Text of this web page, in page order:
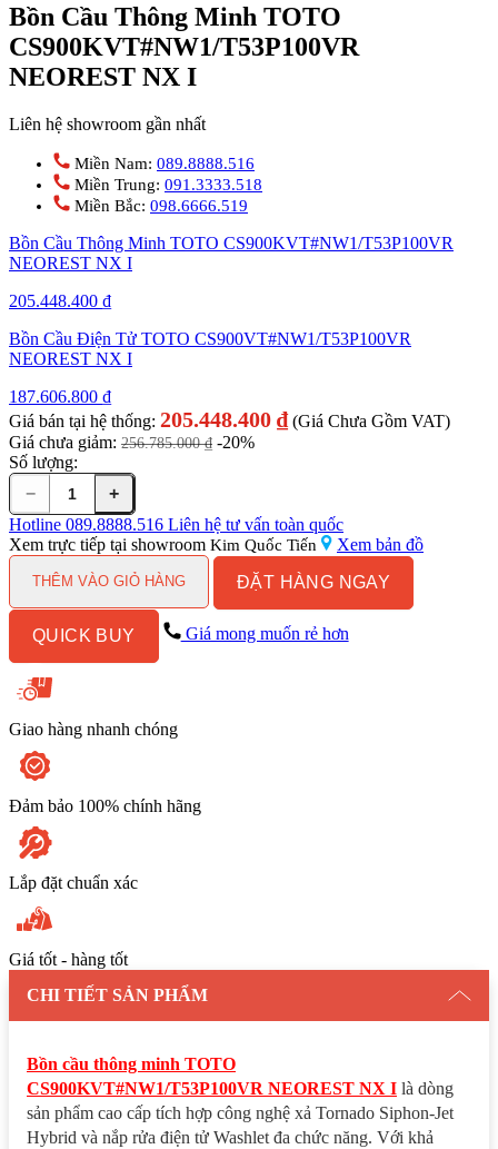
Bồn Cầu Thông Minh TOTO
CS900KVT#NW1/T53P100VR
NEOREST NX I
Liên hệ showroom gần nhất
Miền Nam: 089.8888.516
Miền Trung: 091.3333.518
Miền Bắc: 098.6666.519
Bồn Cầu Thông Minh TOTO CS900KVT#NW1/T53P100VR
NEOREST NX I
205.448.400 ₫
Bồn Cầu Điện Tử TOTO CS900VT#NW1/T53P100VR
NEOREST NX I
187.606.800 ₫
Giá bán tại hệ thống: 205.448.400 ₫ (Giá Chưa Gồm VAT)
Giá chưa giảm: 256.785.000₫ -20%
Số lượng:
Cầu
Thông
Minh
TOTO
CS900KVT#NW1/T53P100VR
NX
I
lượng
−
+
Hotline 089.8888.516 Liên hệ tư vấn toàn quốc
Xem trực tiếp tại showroom Kim Quốc Tiến Xem bản đồ
THÊM VÀO GIỎ HÀNG ĐẶT HÀNG NGAY
QUICK BUY Giá mong muốn rẻ hơn
Giao hàng nhanh chóng
Đảm bảo 100% chính hãng
Lắp đặt chuẩn xác
Giá tốt - hàng tốt
CHI TIẾT SẢN PHẨM
Bồn cầu thông minh TOTO
CS900KVT#NW1/T53P100VR NEOREST NX I là dòng
sản phẩm cao cấp tích hợp công nghệ xả Tornado Siphon-Jet
Hybrid và nắp rửa điện tử Washlet đa chức năng. Với khả